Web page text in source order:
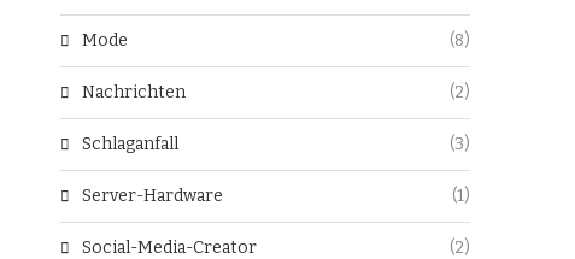
Mode (8)
Nachrichten (2)
Schlaganfall (3)
Server-Hardware (1)
Social-Media-Creator (2)